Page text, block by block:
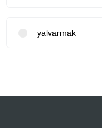
yalvarmak